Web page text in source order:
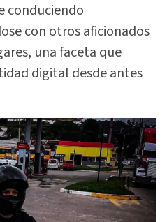
conduciendo
con otros aficionados
una faceta que
digital desde antes